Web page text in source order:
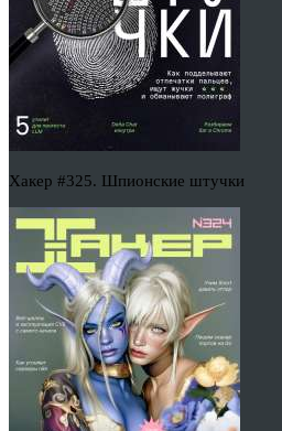
Хакер #325. Шпионские штучки